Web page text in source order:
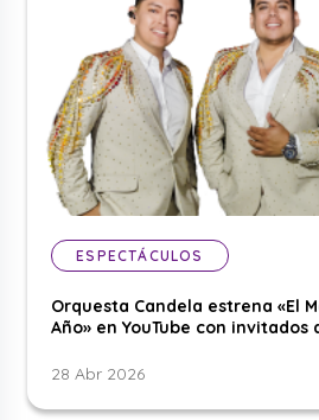
ESPECTÁCULOS
Orquesta Candela estrena «El
Año» en YouTube con invitados
28 Abr 2026